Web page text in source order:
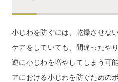
小じわを防ぐには、乾燥させな
ケアをしていても、間違ったや
逆に小じわを増やしてしまう可
アにおける小じわを防ぐための